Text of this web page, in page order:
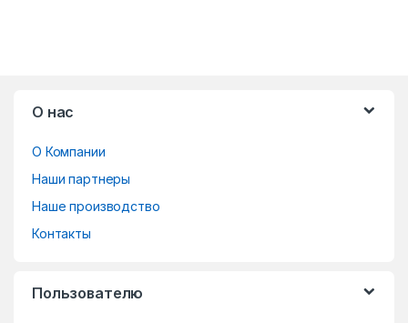
О нас
О Компании
Наши партнеры
Наше производство
Контакты
Пользователю